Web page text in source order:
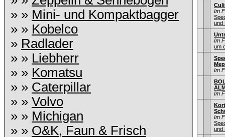
» » Mini- und Kompaktbagger
» » Kobelco
» Radlader
» » Liebherr
» » Komatsu
» » Caterpillar
» » Volvo
» » Michigan
» » O&K, Faun & Frisch
Im
und
Im
um
Im
Im
Im
und